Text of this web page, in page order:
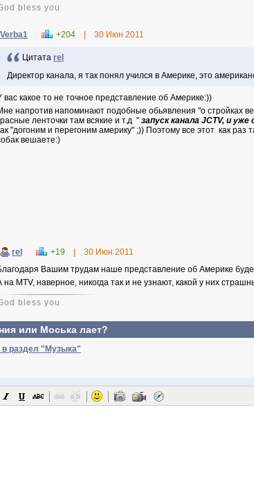
bless you
Verba1 +204 30 Июн 2011
Цитата rel
Директор канала, я так понял учился в Америке, это
вас какое то не точное представление об Америке:))
напротив напоминают подобные обьявления "о стройках
ленточки там всякие и т.д " запуск канала JCTV, и
"догоним и перегоним америку" ;)) Поэтому все этот как
вешаете:)
rel +19 30 Июн 2011
Вашим трудам наше представление об Америке
на MTV, наверное, никогда так и не узнают, какой у них
bless you
или Моська лает?
в раздел "Музыка"